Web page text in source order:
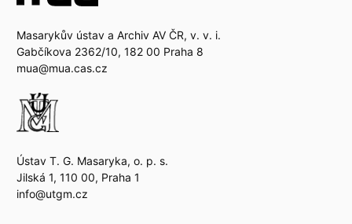
Masarykův ústav a Archiv AV ČR, v. v. i.
Gabčíkova 2362/10, 182 00 Praha 8
mua@mua.cas.cz
Ústav T. G. Masaryka, o. p. s.
Jilská 1, 110 00, Praha 1
info@utgm.cz